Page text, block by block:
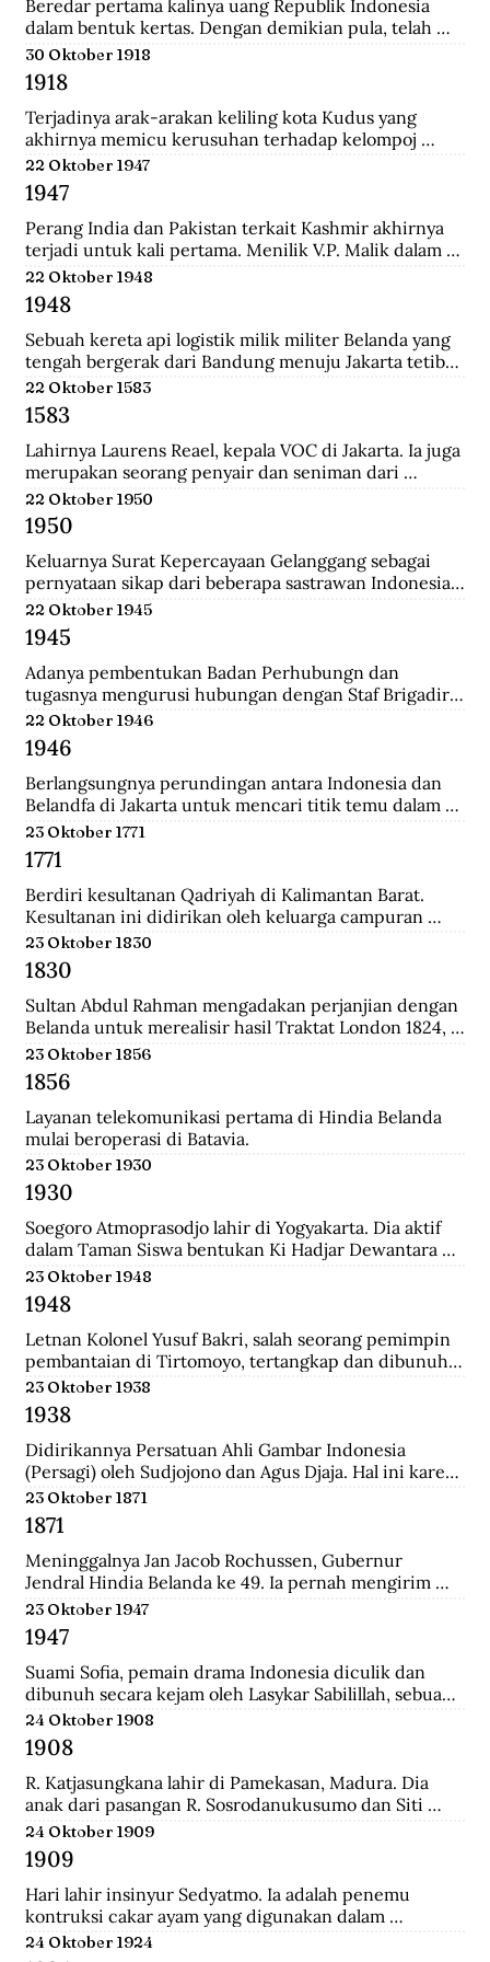
Presiden No.14 Tahun 1967 tentang perayaan
masyarakat Tionghoa.
Beredar pertama kalinya uang Republik Indonesia
dalam bentuk kertas. Dengan demikian pula, telah
diresmikan bahwa uang Jepang dan Javasche Bank
tidak berlaku lagi.
30 Oktober 1918
1918
Terjadinya arak-arakan keliling kota Kudus yang
akhirnya memicu kerusuhan terhadap kelompoj
Tionghoa disana.
22 Oktober 1947
1947
Perang India dan Pakistan terkait Kashmir akhirnya
terjadi untuk kali pertama. Menilik V.P. Malik dalam
Kargil from Surprise to Victory, Perang Indo-Pakistani
I itu membawa korban 1.104 jiwa di pihak India dan
6.000 di pihak Pakistan.
22 Oktober 1948
1948
Sebuah kereta api logistik milik militer Belanda yang
tengah bergerak dari Bandung menuju Jakarta tetiba
terguling di kawasan Bendul. Sejumlah penumpang
tewas seketika dan puluhan lainya mengalami luka-
luka.
22 Oktober 1583
1583
Lahirnya Laurens Reael, kepala VOC di Jakarta. Ia juga
merupakan seorang penyair dan seniman dari
Belanda.
22 Oktober 1950
1950
Keluarnya Surat Kepercayaan Gelanggang sebagai
pernyataan sikap dari beberapa sastrawan Indonesia
yang menginginkan untuk menjaga kebudayaan
Indonesia diantaranya Asrul Sani dan Rivai Apin.
Sehingga revolusi harus mempunyai nilai baru yang
bisa menjadi kebudayaan rayat dengan sifatnya
sendiri.
22 Oktober 1945
1945
Adanya pembentukan Badan Perhubungn dan
tugasnya mengurusi hubungan dengan Staf Brigadir
Jenderal N Mac Donalnd, Komandan Brigade Infanteri
India ke 37 yang menjadi penguasa tertinggi di
Bandung. Melalui badan ini, Inggris meminta
Indonesia sepakat mengumpulkan seluruh
persenjataan untuk diserahakan kepadanya namun
ditolak dengan semangat revolusi.
22 Oktober 1946
1946
Berlangsungnya perundingan antara Indonesia dan
Belandfa di Jakarta untuk mencari titik temu dalam
penyelesaian masalah kedua negara. Namun gagal dan
dilanjutkan pada perundingan Linggarjati di Cirebon.
23 Oktober 1771
1771
Berdiri kesultanan Qadriyah di Kalimantan Barat.
Kesultanan ini didirikan oleh keluarga campuran
antara Arab, Melayu, Bugis dan Dayak. Kehidupan
pemerintahan kesultanan ini hanya berlangsung
relatif singkat, 179 tahun, dan hanya diperintah oleh 8
generasi sultan dan dinasti Al-Qadrie, sejak
kelahirannya 1771 sampai dengan Proklamasi
Kemerdekaan RI 1945. Pendiri kesultanan ini adalah
Syarif Abdurrahman Al-Qadrie, putera Sayyed
Hussein Al-Qadrie, atau Habib Hussein Al-Qadrie.
23 Oktober 1830
1830
Sultan Abdul Rahman mengadakan perjanjian dengan
Belanda untuk merealisir hasil Traktat London 1824,
isinya merupakan pengakuan Sultan bahwa
pemegang kekuasaan tertinggi adalah Pemerintahan
Hindia Belanda.
23 Oktober 1856
1856
Layanan telekomunikasi pertama di Hindia Belanda
mulai beroperasi di Batavia.
23 Oktober 1930
1930
Soegoro Atmoprasodjo lahir di Yogyakarta. Dia aktif
dalam Taman Siswa bentukan Ki Hadjar Dewantara
dan aktivis Partai Indonesia (Partindo). Pada 1935, dia
dibuang ke Digul, Tanah Merah, Papua, dengan
tuduhan terlibat pemberontakan Partai Komunis
Indonesia terhadap Belanda pada 1926/1927 di Jawa
Tengah.
23 Oktober 1948
1948
Letnan Kolonel Yusuf Bakri, salah seorang pemimpin
pembantaian di Tirtomoyo, tertangkap dan dibunuh
di Wonogiri.
23 Oktober 1938
1938
Didirikannya Persatuan Ahli Gambar Indonesia
(Persagi) oleh Sudjojono dan Agus Djaja. Hal ini karena
persatuan seniman Belanda mengadakan pameran
lukisan untuk seniman Indonesia, sehingga seniman
Indonesia juga mau memamerkan karyanya.
23 Oktober 1871
1871
Meninggalnya Jan Jacob Rochussen, Gubernur
Jendral Hindia Belanda ke 49. Ia pernah mengirim
ekspedisi ke Bali, Palembang, Bangka, Sulawesi
Selatan, dan lainnya. Ia juga yang meresmikan
pembukaan tambang batu bara di wilayah Kesultanan
Banjar yang dinamakan Tambang Batu Bara Oranje
Nassau.
23 Oktober 1947
1947
Suami Sofia, pemain drama Indonesia diculik dan
dibunuh secara kejam oleh Lasykar Sabilillah, sebuah
unit bagian dari kelompok DI/TII. Sejak itulah ia
harus berjuang untuk mneghidupi anak-anaknya dan
keluar dari dunia ketenarannya.
24 Oktober 1908
1908
R. Katjasungkana lahir di Pamekasan, Madura. Dia
anak dari pasangan R. Sosrodanukusumo dan Siti
Rusuli. Sosrodanukusumo, wedana di Sampang dan
Bangkalan, merupakan lulusan terbaik Sekolah
Pegawai Pangreh Praja (Mosvia) di Probolinggo,
pendiri Sarikat Islam di Sampang, serta aktivis
koperasi garam rakyat yang berjuang agar harga
garam tak ditentukan sewenang-wenang oleh
24 Oktober 1909
1909
Hari lahir insinyur Sedyatmo. Ia adalah penemu
kontruksi cakar ayam yang digunakan dalam
bangunan-bangunan tinggi. Sedyatmo menyelesaikan
24 Oktober 1924